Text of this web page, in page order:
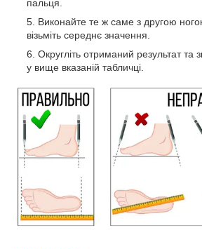
пальця.
Виконайте те ж саме з другою
візьміть середнє значення.
Округліть отриманий результат та
у вище вказаній табличці.